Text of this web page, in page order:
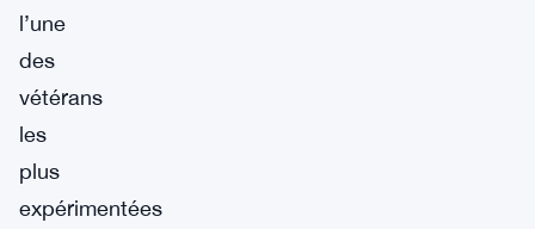
l’une
des
vétérans
les
plus
expérimentées